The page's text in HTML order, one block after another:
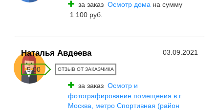
за заказ Осмотр дома на сумму
1 100 руб.
Наталья Авдеева 03.09.2021
5.00 ОТЗЫВ ОТ ЗАКАЗЧИКА
за заказ Осмотр и
фотографирование помещения в г.
Москва, метро Спортивная (район